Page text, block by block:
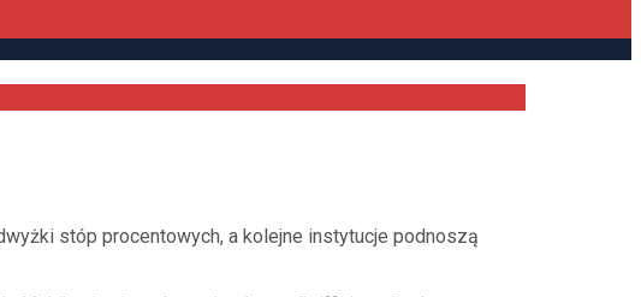
stóp procentowych, a kolejne instytucje podnoszą